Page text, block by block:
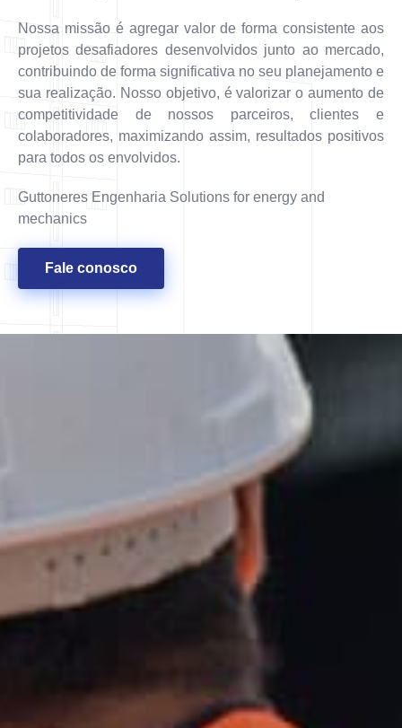
Nossa missão é agregar valor de forma consistente aos
projetos desafiadores desenvolvidos junto ao mercado,
contribuindo de forma significativa no seu planejamento e
sua realização. Nosso objetivo, é valorizar o aumento de
competitividade de nossos parceiros, clientes e
colaboradores, maximizando assim, resultados positivos
para todos os envolvidos.
Guttoneres Engenharia Solutions for energy and
mechanics
Fale conosco